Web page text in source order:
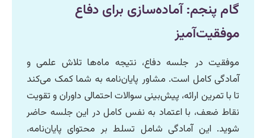
گام پنجم: آماده‌سازی برای دفاع
موفقیت‌آمیز
موفقیت در جلسه دفاع، نتیجه ماه‌ها تلاش علمی و
آمادگی کامل است. مشاور پایان‌نامه به شما کمک می‌کند
تا با تمرین ارائه، پیش‌بینی سوالات احتمالی داوران و تقویت
نقاط ضعف، با اعتماد به نفس کامل در این جلسه حاضر
شوید. این آمادگی شامل تسلط بر محتوای پایان‌نامه،